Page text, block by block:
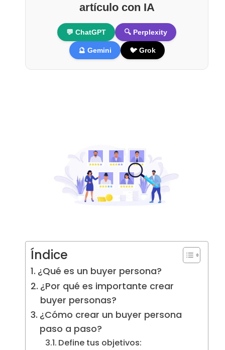
artículo con IA
💬 ChatGPT 🔍 Perplexity
🔮 Gemini 🐦 Grok
Índice
¿Qué es un buyer persona?
¿Por qué es importante crear
buyer personas?
¿Cómo crear un buyer persona
paso a paso?
Define tus objetivos: